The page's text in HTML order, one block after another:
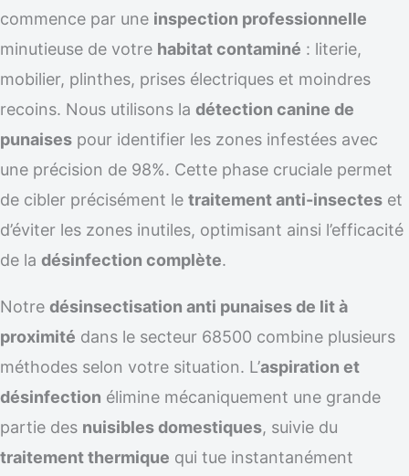
commence par une inspection professionnelle
minutieuse de votre habitat contaminé : literie,
mobilier, plinthes, prises électriques et moindres
recoins. Nous utilisons la détection canine de
punaises pour identifier les zones infestées avec
une précision de 98%. Cette phase cruciale permet
de cibler précisément le traitement anti-insectes et
d’éviter les zones inutiles, optimisant ainsi l’efficacité
de la désinfection complète.
Notre désinsectisation anti punaises de lit à
proximité dans le secteur 68500 combine plusieurs
méthodes selon votre situation. L’aspiration et
désinfection élimine mécaniquement une grande
partie des nuisibles domestiques, suivie du
traitement thermique qui tue instantanément